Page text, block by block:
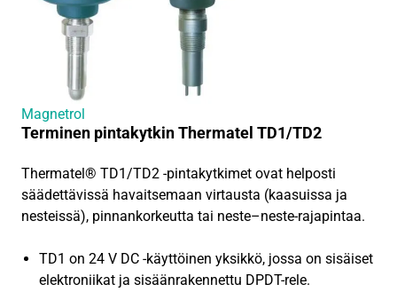
Magnetrol
Terminen pintakytkin Thermatel TD1/TD2
Thermatel® TD1/TD2 -pintakytkimet ovat helposti
säädettävissä havaitsemaan virtausta (kaasuissa ja
nesteissä), pinnankorkeutta tai neste–neste-rajapintaa.
TD1 on 24 V DC -käyttöinen yksikkö, jossa on sisäiset
elektroniikat ja sisäänrakennettu DPDT-rele.